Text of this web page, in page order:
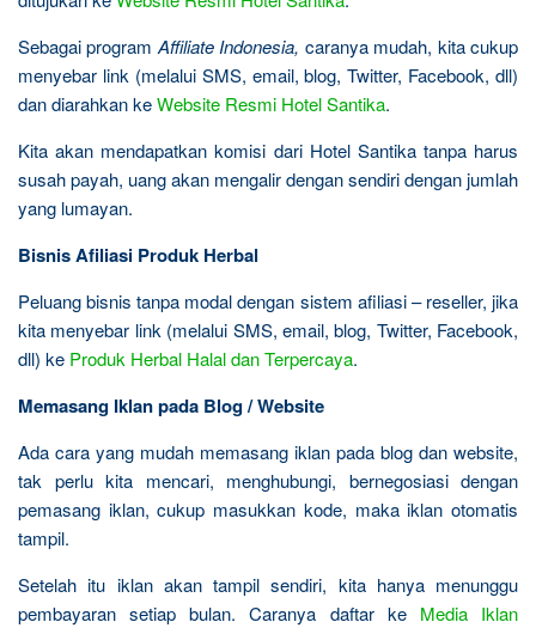
Sebagai program Affiliate Indonesia, caranya mudah, kita cukup
menyebar link (melalui SMS, email, blog, Twitter, Facebook, dll)
dan diarahkan keWebsite Resmi Hotel Santika.
Kita akan mendapatkan komisi dari Hotel Santika tanpa harus
susah payah, uang akan mengalir dengan sendiri dengan jumlah
yang lumayan.
Bisnis Afiliasi Produk Herbal
Peluang bisnis tanpa modal dengan sistem afiliasi – reseller, jika
kita menyebar link (melalui SMS, email, blog, Twitter, Facebook,
dll) ke Produk Herbal Halal dan Terpercaya.
Memasang Iklan pada Blog / Website
Ada cara yang mudah memasang iklan pada blog dan website,
tak perlu kita mencari, menghubungi, bernegosiasi dengan
pemasang iklan, cukup masukkan kode, maka iklan otomatis
tampil.
Setelah itu iklan akan tampil sendiri, kita hanya menunggu
pembayaran setiap bulan. Caranya daftar ke Media Iklan